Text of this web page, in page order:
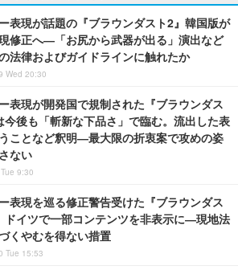
表現が話題の『ブラウンダスト2』韓国版が
修正へ―「お尻から武器が出る」演出など
法律およびガイドラインに触れたか
Wed 20:30
表現が開発国で規制された『ブラウンダス
今後も「斬新な下品さ」で臨む。流出した表
ことなど釈明―最大限の折衷案で攻めの姿
ない
9:30
表現を巡る修正警告受けた『ブラウンダス
ドイツで一部コンテンツを非表示に―現地法
くやむを得ない措置
Tue 15:53